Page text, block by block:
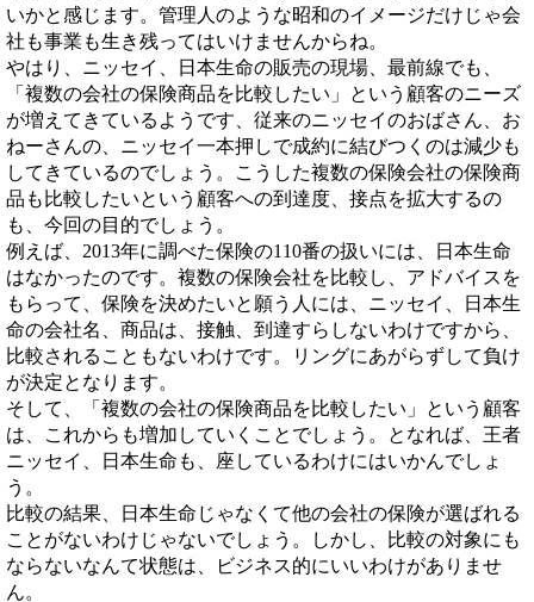
いかと感じます。管理人のような昭和のイメージだけじゃ会
社も事業も生き残ってはいけませんからね。
やはり、ニッセイ、日本生命の販売の現場、最前線でも、
「複数の会社の保険商品を比較したい」という顧客のニーズ
が増えてきているようです、従来のニッセイのおばさん、お
ねーさんの、ニッセイ一本押しで成約に結びつくのは減少も
してきているのでしょう。こうした複数の保険会社の保険商
品も比較したいという顧客への到達度、接点を拡大するの
も、今回の目的でしょう。
例えば、2013年に調べた保険の110番の扱いには、日本生命
はなかったのです。複数の保険会社を比較し、アドバイスを
もらって、保険を決めたいと願う人には、ニッセイ、日本生
命の会社名、商品は、接触、到達すらしないわけですから、
比較されることもないわけです。リングにあがらずして負け
が決定となります。
そして、「複数の会社の保険商品を比較したい」という顧客
は、これからも増加していくことでしょう。となれば、王者
ニッセイ、日本生命も、座しているわけにはいかんでしょ
う。
比較の結果、日本生命じゃなくて他の会社の保険が選ばれる
ことがないわけじゃないでしょう。しかし、比較の対象にも
ならないなんて状態は、ビジネス的にいいわけがありませ
ん。